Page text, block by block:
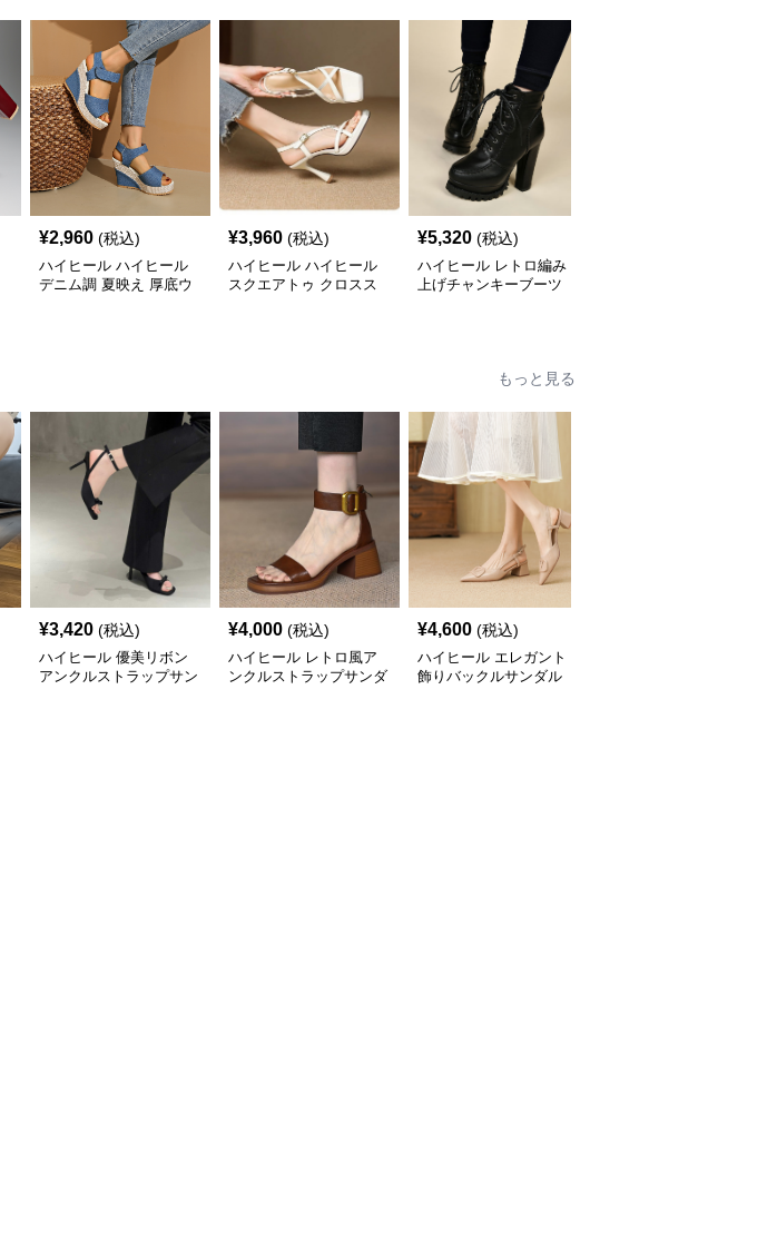
¥2,960 (税込)
ハイヒール ハイヒール
デニム調 夏映え 厚底ウ
¥3,960 (税込)
ハイヒール ハイヒール
スクエアトゥ クロスス
¥5,320 (税込)
ハイヒール レトロ編み
上げチャンキーブーツ
もっと見る
¥3,420 (税込)
ハイヒール 優美リボン
アンクルストラップサン
¥4,000 (税込)
ハイヒール レトロ風ア
ンクルストラップサンダ
¥4,600 (税込)
ハイヒール エレガント
飾りバックルサンダル